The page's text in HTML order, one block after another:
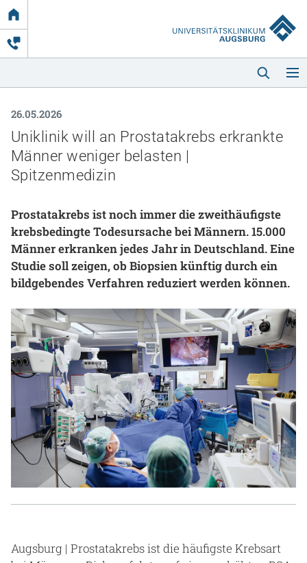
Link
zur
Startseite
Kliniken & Einrichtungen
Patienten & Besucher
Gesundheit & Medizin
Über uns
Beruf & Karriere
Notaufnahme
26.05.2026
Uniklinik will an Prostatakrebs erkrankte
Männer weniger belasten |
Spitzenmedizin
Prostatakrebs ist noch immer die zweithäufigste
krebsbedingte Todesursache bei Männern. 15.000
Männer erkranken jedes Jahr in Deutschland. Eine
Studie soll zeigen, ob Biopsien künftig durch ein
bildgebendes Verfahren reduziert werden können.
Augsburg | Prostatakrebs ist die häufigste Krebsart